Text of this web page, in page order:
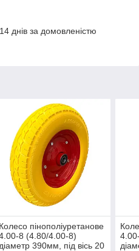
днів за домовленістю
Колесо пінополіуретанове
8 (4.80/4.00-8)
діаметр 390мм, під вісь 20